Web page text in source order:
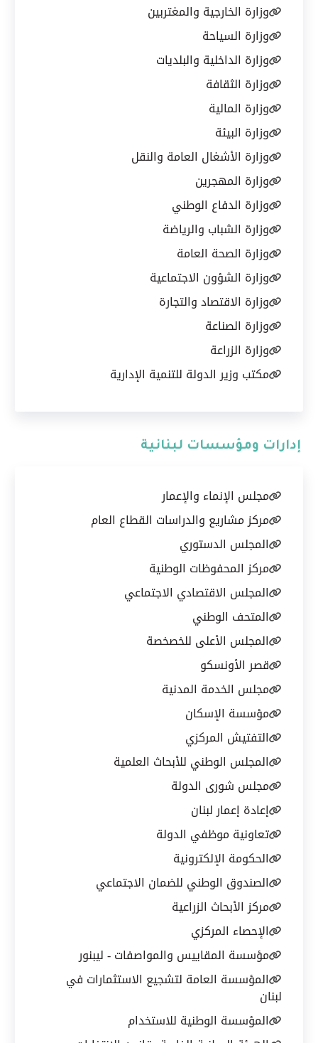
وزارة الخارجية والمغتربين
وزارة السياحة
وزارة الداخلية والبلديات
وزارة الثقافة
وزارة المالية
وزارة البيئة
وزارة الأشغال العامة والنقل
وزارة المهجرين
وزارة الدفاع الوطني
وزارة الشباب والرياضة
وزارة الصحة العامة
وزارة الشؤون الاجتماعية
وزارة الاقتصاد والتجارة
وزارة الصناعة
وزارة الزراعة
مكتب وزير الدولة للتنمية الإدارية
إدارات ومؤسسات لبنانية
مجلس الإنماء والإعمار
مركز مشاريع والدراسات القطاع العام
المجلس الدستوري
مركز المحفوظات الوطنية
المجلس الاقتصادي الاجتماعي
المتحف الوطني
المجلس الأعلى للخصخصة
قصر الأونسكو
مجلس الخدمة المدنية
مؤسسة الإسكان
التفتيش المركزي
المجلس الوطني للأبحاث العلمية
مجلس شورى الدولة
إعادة إعمار لبنان
تعاونية موظفي الدولة
الحكومة الإلكترونية
الصندوق الوطني للضمان الاجتماعي
مركز الأبحاث الزراعية
الإحصاء المركزي
مؤسسة المقاييس والمواصفات - ليبنور
المؤسسة العامة لتشجيع الاستثمارات في
لبنان
المؤسسة الوطنية للاستخدام